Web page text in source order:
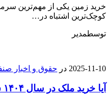
خرید زمین یکی از مهم‌ترین
کوچک‌ترین اشتباه در…
توسطمدیر
2025-11-10 در حقوق و اخبار
آیا خرید ملک در سال ۱۴۰۴ سود آور است؟